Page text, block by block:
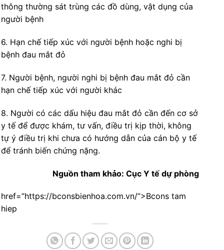
thông thường sát trùng các đồ dùng, vật dụng của
người bệnh
6. Hạn chế tiếp xúc với người bệnh hoặc nghi bị
bệnh đau mắt đỏ
7. Người bệnh, người nghi bị bệnh đau mắt đỏ cần
hạn chế tiếp xúc với người khác
8. Người có các dấu hiệu đau mắt đỏ cần đến cơ sở
y tế để được khám, tư vấn, điều trị kịp thời, không
tự ý điều trị khi chưa có hướng dẫn của cán bộ y tế
để tránh biến chứng nặng.
Nguồn tham khảo: Cục Y tế dự phòng
href=”https://bconsbienhoa.com.vn/”>Bcons tam
hiep